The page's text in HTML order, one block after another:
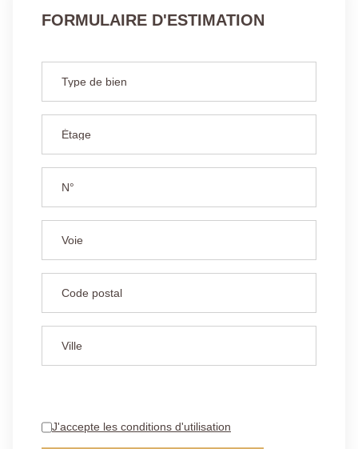
FORMULAIRE D'ESTIMATION
J'accepte les conditions d'utilisation